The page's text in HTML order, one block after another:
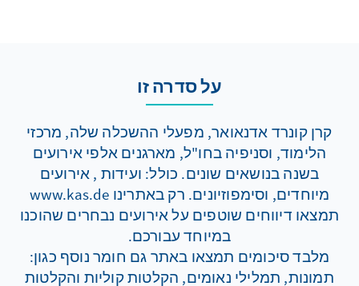
על סדרה זו
קרן קונרד אדנאואר, מפעלי ההשכלה שלה, מרכזי
הלימוד, וסניפיה בחו"ל, מארגנים אלפי אירועים
בשנה בנושאים שונים. כולל: ועידות , אירועים
מיוחדים, וסימפוזיונים. רק באתרינו www.kas.de
תמצאו דיווחים שוטפים על אירועים נבחרים שהוכנו
במיוחד עבורכם.
מלבד סיכומים תמצאו באתר גם חומר נוסף כגון:
תמונות, תמלילי נאומים, הקלטות קוליות והקלטות